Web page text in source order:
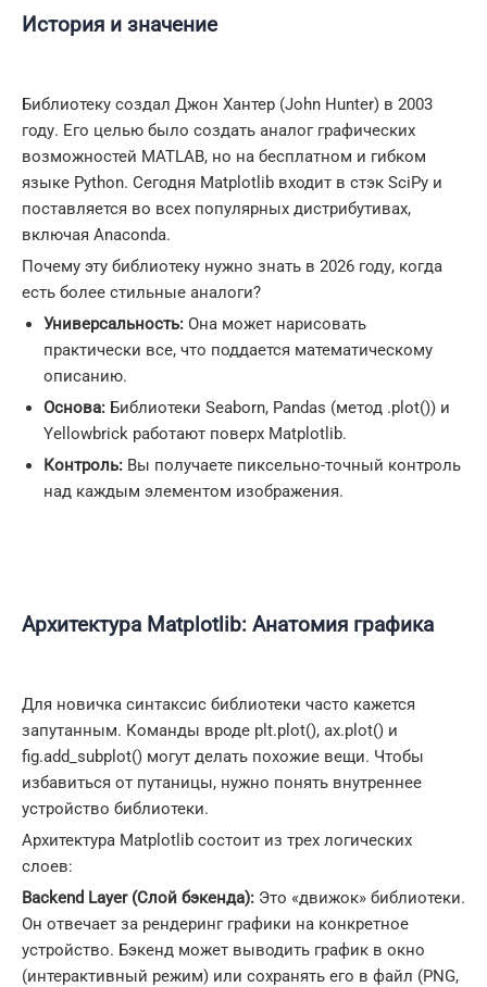
История и значение
Библиотеку создал Джон Хантер (John Hunter) в 2003
году. Его целью было создать аналог графических
возможностей MATLAB, но на бесплатном и гибком
языке Python. Сегодня Matplotlib входит в стэк SciPy и
поставляется во всех популярных дистрибутивах,
включая Anaconda.
Почему эту библиотеку нужно знать в 2026 году, когда
есть более стильные аналоги?
Универсальность: Она может нарисовать
практически все, что поддается математическому
описанию.
Основа: Библиотеки Seaborn, Pandas (метод .plot()) и
Yellowbrick работают поверх Matplotlib.
Контроль: Вы получаете пиксельно-точный контроль
над каждым элементом изображения.
Архитектура Matplotlib: Анатомия графика
Для новичка синтаксис библиотеки часто кажется
запутанным. Команды вроде plt.plot(), ax.plot() и
fig.add_subplot() могут делать похожие вещи. Чтобы
избавиться от путаницы, нужно понять внутреннее
устройство библиотеки.
Архитектура Matplotlib состоит из трех логических
слоев:
Backend Layer (Слой бэкенда): Это «движок» библиотеки.
Он отвечает за рендеринг графики на конкретное
устройство. Бэкенд может выводить график в окно
(интерактивный режим) или сохранять его в файл (PNG,